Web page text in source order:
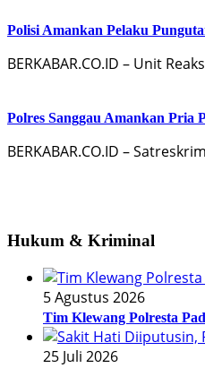
Polisi Amankan Pelaku
BERKABAR.CO.ID – Unit
Polres Sanggau Amankan Pria
BERKABAR.CO.ID –
Hukum & Kriminal
5 Agustus 2026
Tim Klewang Polresta
25 Juli 2026